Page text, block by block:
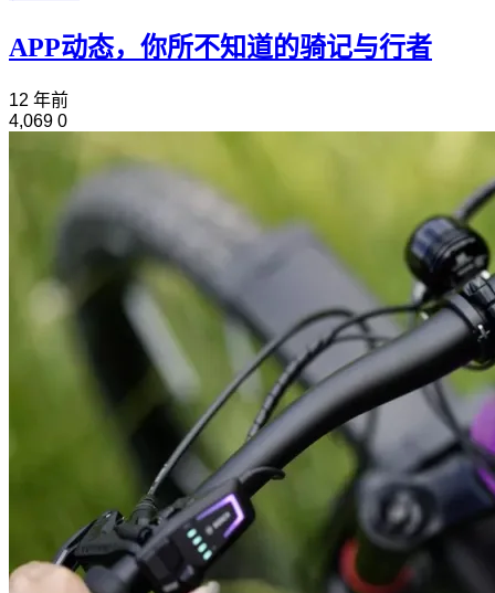
APP动态，你所不知道的骑记与行者
12 年前
4,069 0